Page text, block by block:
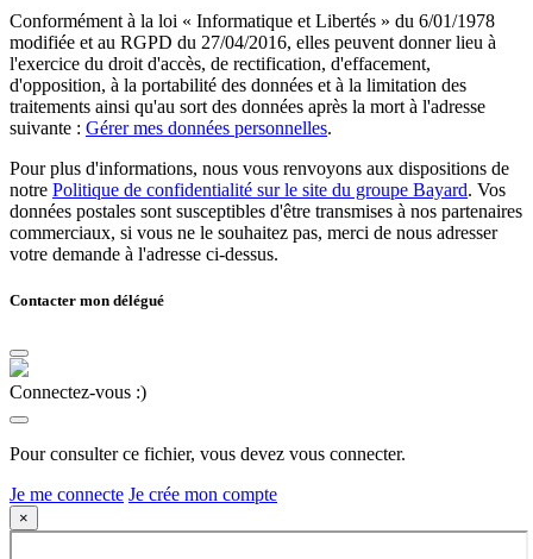
Conformément à la loi « Informatique et Libertés » du 6/01/1978
modifiée et au RGPD du 27/04/2016, elles peuvent donner lieu à
l'exercice du droit d'accès, de rectification, d'effacement,
d'opposition, à la portabilité des données et à la limitation des
traitements ainsi qu'au sort des données après la mort à l'adresse
suivante : Gérer mes données personnelles.
Pour plus d'informations, nous vous renvoyons aux dispositions de
notre Politique de confidentialité sur le site du groupe Bayard. Vos
données postales sont susceptibles d'être transmises à nos partenaires
commerciaux, si vous ne le souhaitez pas, merci de nous adresser
votre demande à l'adresse ci-dessus.
Contacter mon délégué
Connectez-vous :)
Pour consulter ce fichier, vous devez vous connecter.
Je me connecte Je crée mon compte
×